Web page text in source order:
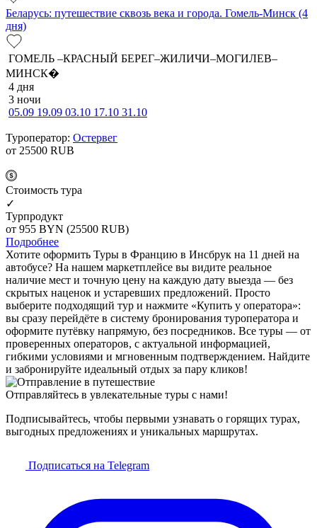
Беларусь: путешествие сквозь века и города. Гомель-Минск (4
дня)
ГОМЕЛЬ –КРАСНЫЙ БЕРЕГ–ЖИЛИЧИ–МОГИЛЕВ–
МИНСК�
4 дня
3 ночи
05.09 19.09 03.10 17.10 31.10
Туроператор: Остервег
от 25500 RUB
Cтоимость тура
✓
Турпродукт
от 955 BYN (25500 RUB)
Подробнее
Хотите оформить Туры в Францию в Инсбрук на 11 дней на
автобусе? На нашем маркетплейсе вы видите реальное
наличие мест и точную цену на каждую дату выезда — без
скрытых наценок и устаревших предложений. Просто
выберите подходящий тур и нажмите «Купить у оператора»:
вы сразу перейдёте в систему бронирования туроператора и
оформите путёвку напрямую, без посредников. Все туры — от
проверенных операторов, с актуальной информацией,
гибкими условиями и мгновенным подтверждением. Найдите
и забронируйте идеальный отдых за пару кликов!
Отправляйтесь в увлекательные туры с нами!
Подписывайтесь, чтобы первыми узнавать о горящих турах,
выгодных предложениях и уникальных маршрутах.
Подписаться на Telegram